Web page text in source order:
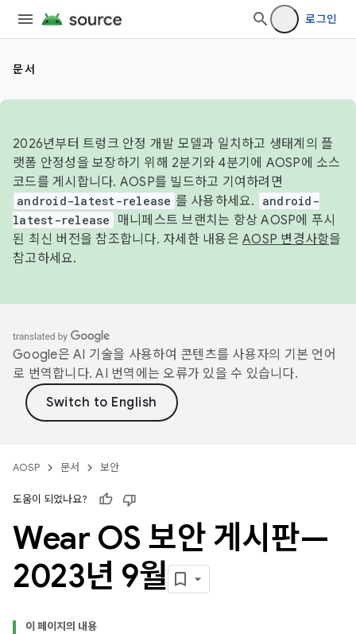
로그인
문서
2026년부터 트렁크 안정 개발 모델과 일치하고 생태계의 플
랫폼 안정성을 보장하기 위해 2분기와 4분기에 AOSP에 소스
코드를 게시합니다. AOSP를 빌드하고 기여하려면
android-latest-release 를 사용하세요.
android-
latest-release
매니페스트 브랜치는 항상 AOSP에 푸시
된 최신 버전을 참조합니다. 자세한 내용은 AOSP 변경사항을
참고하세요.
Google은 AI 기술을 사용하여 콘텐츠를 사용자의 기본 언어
로 번역합니다. AI 번역에는 오류가 있을 수 있습니다.
AOSP 문서 보안
도움이 되었나요?
Wear OS 보안 게시판—
2023년 9월
이 페이지의 내용